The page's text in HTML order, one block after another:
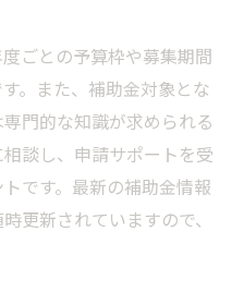
ごとの予算枠や募集期間
。また、補助金対象とな
門的な知識が求められる
談し、申請サポートを受
です。最新の補助金情報
更新されていますので、